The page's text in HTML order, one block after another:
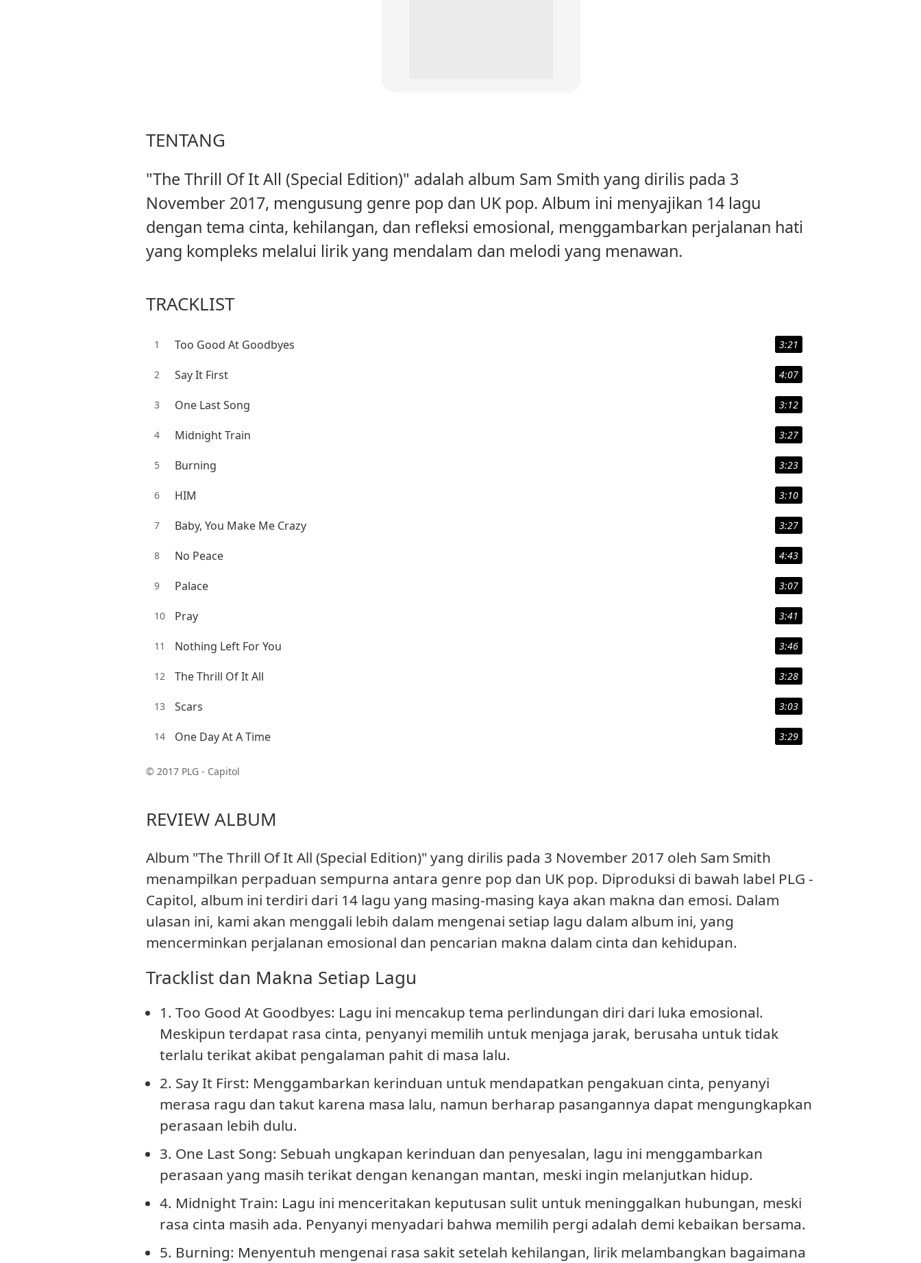
TENTANG
"The Thrill Of It All (Special Edition)" adalah album Sam Smith yang dirilis pada 3
November 2017, mengusung genre pop dan UK pop. Album ini menyajikan 14 lagu
dengan tema cinta, kehilangan, dan refleksi emosional, menggambarkan perjalanan hati
yang kompleks melalui lirik yang mendalam dan melodi yang menawan.
TRACKLIST
1 Too Good At Goodbyes 3:21
2 Say It First 4:07
3 One Last Song 3:12
4 Midnight Train 3:27
5 Burning 3:23
6 HIM 3:10
7 Baby, You Make Me Crazy 3:27
8 No Peace 4:43
9 Palace 3:07
10 Pray 3:41
11 Nothing Left For You 3:46
12 The Thrill Of It All 3:28
13 Scars 3:03
14 One Day At A Time 3:29
© 2017 PLG - Capitol
REVIEW ALBUM
Album "The Thrill Of It All (Special Edition)" yang dirilis pada 3 November 2017 oleh Sam Smith
menampilkan perpaduan sempurna antara genre pop dan UK pop. Diproduksi di bawah label PLG -
Capitol, album ini terdiri dari 14 lagu yang masing-masing kaya akan makna dan emosi. Dalam
ulasan ini, kami akan menggali lebih dalam mengenai setiap lagu dalam album ini, yang
mencerminkan perjalanan emosional dan pencarian makna dalam cinta dan kehidupan.
Tracklist dan Makna Setiap Lagu
1. Too Good At Goodbyes: Lagu ini mencakup tema perlindungan diri dari luka emosional.
Meskipun terdapat rasa cinta, penyanyi memilih untuk menjaga jarak, berusaha untuk tidak
terlalu terikat akibat pengalaman pahit di masa lalu.
2. Say It First: Menggambarkan kerinduan untuk mendapatkan pengakuan cinta, penyanyi
merasa ragu dan takut karena masa lalu, namun berharap pasangannya dapat mengungkapkan
perasaan lebih dulu.
3. One Last Song: Sebuah ungkapan kerinduan dan penyesalan, lagu ini menggambarkan
perasaan yang masih terikat dengan kenangan mantan, meski ingin melanjutkan hidup.
4. Midnight Train: Lagu ini menceritakan keputusan sulit untuk meninggalkan hubungan, meski
rasa cinta masih ada. Penyanyi menyadari bahwa memilih pergi adalah demi kebaikan bersama.
5. Burning: Menyentuh mengenai rasa sakit setelah kehilangan, lirik melambangkan bagaimana